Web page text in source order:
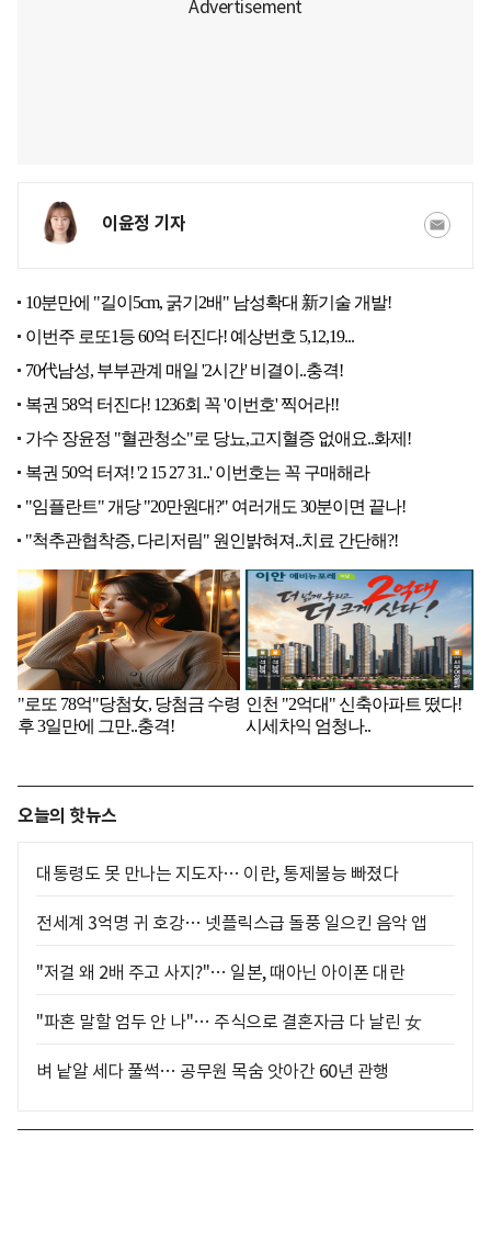
이윤정 기자
오늘의 핫뉴스
대통령도 못 만나는 지도자… 이란, 통제불능 빠졌다
전세계 3억명 귀 호강… 넷플릭스급 돌풍 일으킨 음악 앱
"저걸 왜 2배 주고 사지?"… 일본, 때아닌 아이폰 대란
"파혼 말할 엄두 안 나"… 주식으로 결혼자금 다 날린 女
벼 낱알 세다 풀썩… 공무원 목숨 앗아간 60년 관행